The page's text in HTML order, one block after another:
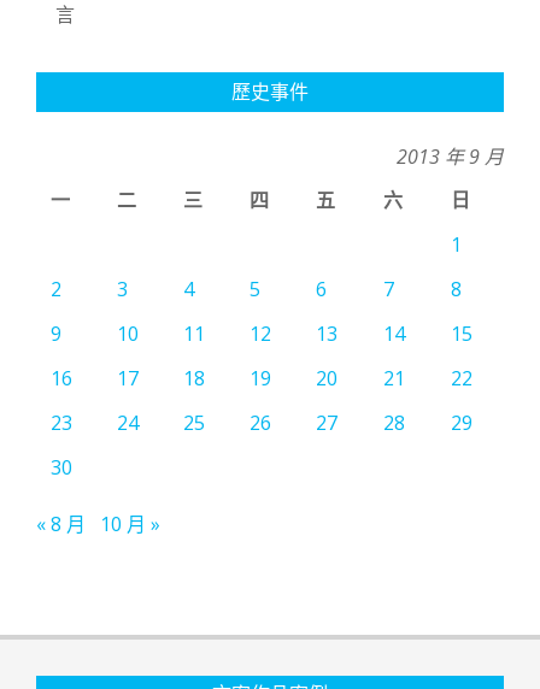
言
歷史事件
2013 年 9 月
一
二 三 四 五 六
日
1
2
3 4 5 6 7
8
9
10 11 12 13 14
15
16
17 18 19 20 21
22
23
24 25 26 27 28
29
30
« 8 月 10 月 »